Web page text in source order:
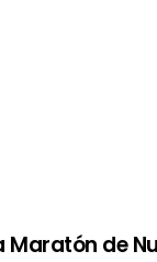
Maratón de